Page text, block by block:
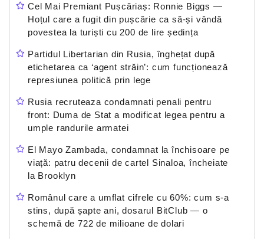
Cel Mai Premiant Pușcăriaș: Ronnie Biggs —
Hoțul care a fugit din pușcărie ca să-și vândă
povestea la turiști cu 200 de lire ședința
Partidul Libertarian din Rusia, înghețat după
etichetarea ca ‘agent străin’: cum funcționează
represiunea politică prin lege
Rusia recruteaza condamnati penali pentru
front: Duma de Stat a modificat legea pentru a
umple randurile armatei
El Mayo Zambada, condamnat la închisoare pe
viață: patru decenii de cartel Sinaloa, încheiate
la Brooklyn
Românul care a umflat cifrele cu 60%: cum s-a
stins, după șapte ani, dosarul BitClub — o
schemă de 722 de milioane de dolari